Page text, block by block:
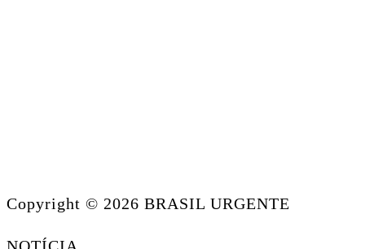
Copyright © 2026 BRASIL URGENTE